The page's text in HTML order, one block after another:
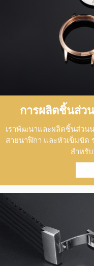
การผลิตชิ้นส่ว
เราพัฒนาและผลิตชิ้นส่วน
สายนาฬิกา และหัวเข็มขัด
สำหรั